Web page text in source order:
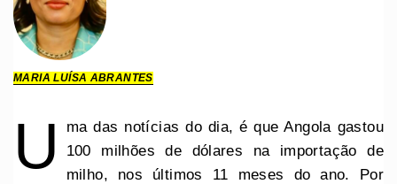
MARIA LUÍSA ABRANTES
U
ma das notícias do dia, é que Angola gastou
100 milhões de dólares na importação de
milho, nos últimos 11 meses do ano. Por